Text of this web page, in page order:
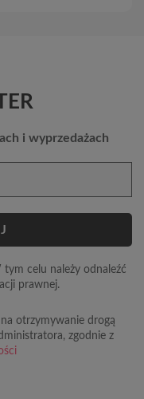
i wyprzedażach
tym celu należy odnaleźć
prawnej.
otrzymywanie drogą
zgodnie z